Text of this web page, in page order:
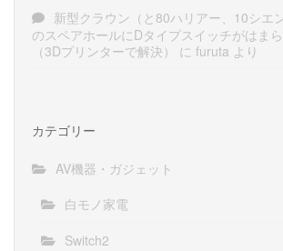
新型クラウン（と80ハリアー、10シエ
のスペアホールにDタイプスイッチがはま
（3Dプリンターで解決）
に furuta より
カテゴリー
AV機器・ガジェット
白モノ家電
Switch2